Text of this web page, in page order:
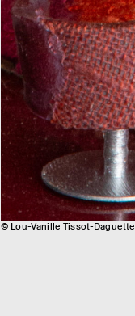
© Lou-Vanille Tissot-Daguette